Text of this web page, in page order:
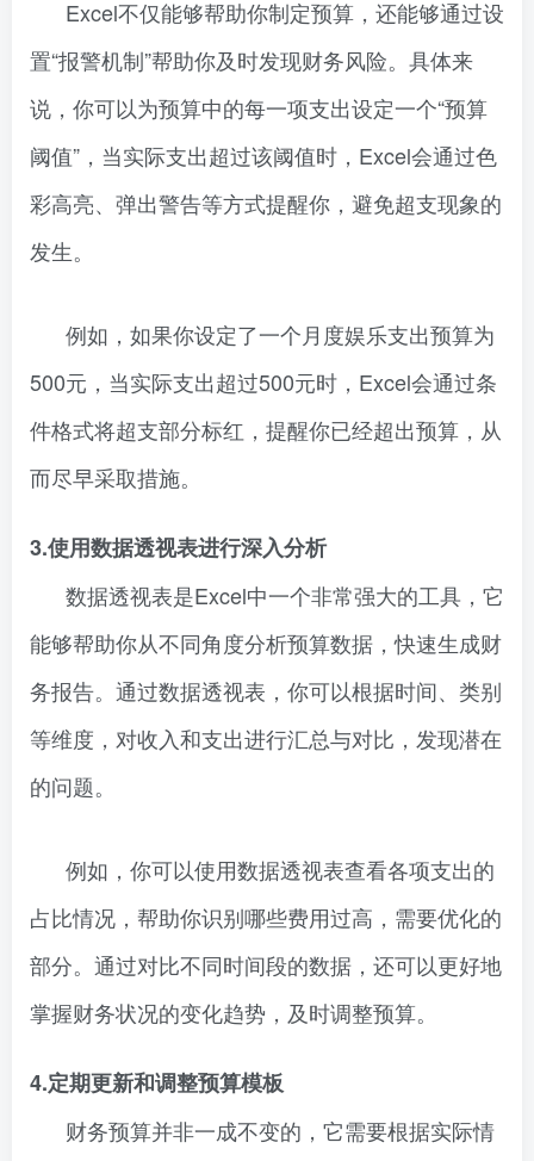
Excel不仅能够帮助你制定预算，还能够通过设
置“报警机制”帮助你及时发现财务风险。具体来
说，你可以为预算中的每一项支出设定一个“预算
阈值”，当实际支出超过该阈值时，Excel会通过色
彩高亮、弹出警告等方式提醒你，避免超支现象的
发生。
例如，如果你设定了一个月度娱乐支出预算为
500元，当实际支出超过500元时，Excel会通过条
件格式将超支部分标红，提醒你已经超出预算，从
而尽早采取措施。
3.使用数据透视表进行深入分析
数据透视表是Excel中一个非常强大的工具，它
能够帮助你从不同角度分析预算数据，快速生成财
务报告。通过数据透视表，你可以根据时间、类别
等维度，对收入和支出进行汇总与对比，发现潜在
的问题。
例如，你可以使用数据透视表查看各项支出的
占比情况，帮助你识别哪些费用过高，需要优化的
部分。通过对比不同时间段的数据，还可以更好地
掌握财务状况的变化趋势，及时调整预算。
4.定期更新和调整预算模板
财务预算并非一成不变的，它需要根据实际情